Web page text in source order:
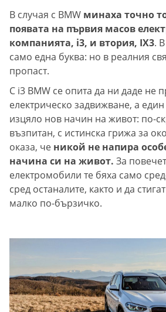
В случая с BMW минаха точно
появата на първия масов
компанията, i3, и втория, IX3.
само една буква: но в реалния
пропаст.
С i3 BMW се опита да ни даде не
електрическо задвижване, а
изцяло нов начин на живот: по-
възпитан, с истинска грижа за
оказа, че никой не напира
начина си на живот. За
електромобили те бяха само
сред останалите, както и да
малко по-бързичко.